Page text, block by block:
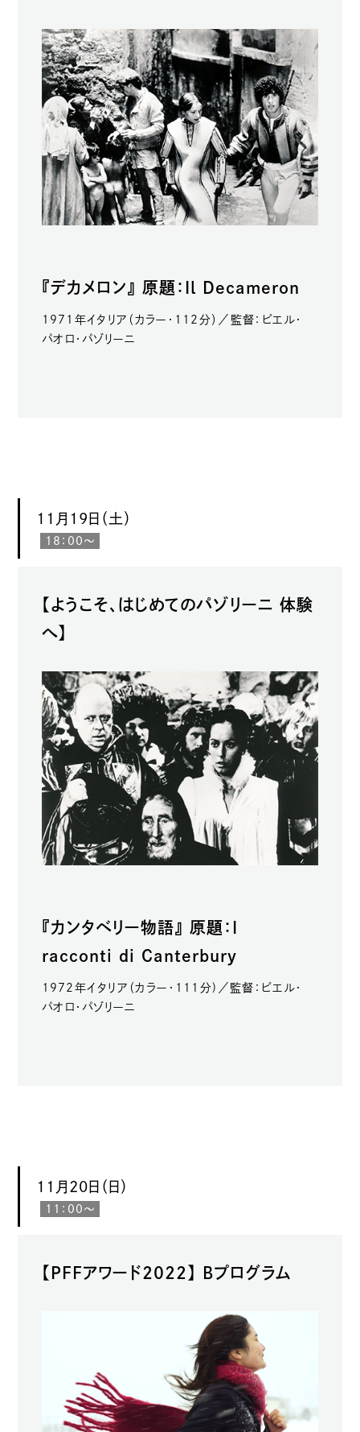
『デカメロン』 原題：Il Decameron
1971年イタリア（カラー・112分）／監督：ピエル・
パオロ・パゾリーニ
11月19日（土）
18：00〜
【ようこそ、はじめてのパゾリーニ 体験
へ】
『カンタベリー物語』 原題：I
racconti di Canterbury
1972年イタリア（カラー・111分)／監督：ピエル・
パオロ・パゾリーニ
11月20日（日）
11：00〜
【PFFアワード2022】 Bプログラム